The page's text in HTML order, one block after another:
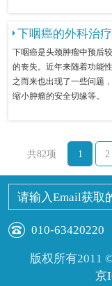
下咽癌的外科治疗
下咽癌是头颈肿瘤中预后
的丧失。近年来随着功能
之而来也出现了一些问题
缩小肿瘤的安全切缘等。
共82项 1 2
010-63420220
版权所有2011
京